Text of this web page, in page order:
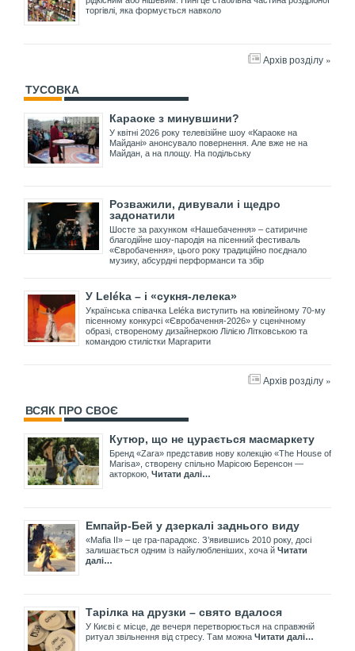
торгівлі, яка формується навколо
Архів розділу »
ТУСОВКА
Караоке з минувшини?
У квітні 2026 року телевізійне шоу «Караоке на
Майдані» анонсувало повернення. Але вже не на
Майдан, а на площу. На подільську
Розважили, дивували і щедро
задонатили
Шосте за рахунком «Нашебачення» – сатиричне
благодійне шоу-пародія на пісенний фестиваль
«Євробачення», цього року традиційно поєднало
музику, абсурдні перформанси та збір
У Leléka – і «сукня-лелека»
Українська співачка Leléka виступить на ювілейному 70-му
пісенному конкурсі «Євробачення-2026» у сценічному
образі, створеному дизайнеркою Лілією Літковською та
командою стилістки Маргарити
Архів розділу »
ВСЯК ПРО СВОЄ
Кутюр, що не цурається масмаркету
Бренд «Zara» представив нову колекцію «The House of
Marisa», створену спільно Марісою Беренсон —
акторкою, Читати далі…
Емпайр-Бей у дзеркалі заднього виду
«Mafia II» – це гра-парадокс. З’явившись 2010 року, досі
залишається одним із найулюбленіших, хоча й Читати
далі…
Тарілка на друзки – свято вдалося
У Києві є місце, де вечеря перетворюється на справжній
ритуал звільнення від стресу. Там можна Читати далі…